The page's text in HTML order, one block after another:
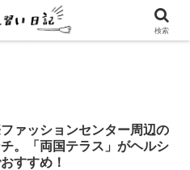
の心地よい暮らし方
ファッションセンター周辺の
。「両国テラス」がヘルシ
すすめ！
検索